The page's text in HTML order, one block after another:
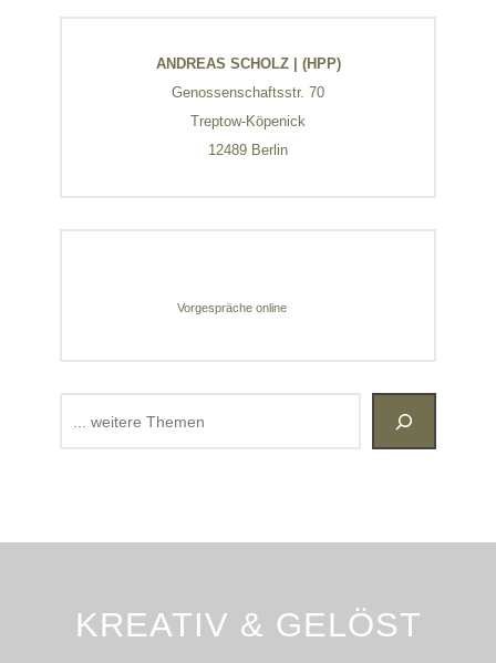
ANDREAS SCHOLZ | (HPP)
Genossenschaftsstr. 70
Treptow-Köpenick
12489 Berlin
Vorgespräche online
KREATIV & GELÖST